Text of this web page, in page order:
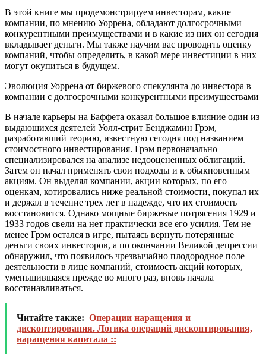
В этой книге мы продемонстрируем инвесторам, какие
компании, по мнению Уоррена, обладают долгосрочными
конкурентными преимуществами и в какие из них он сегодня
вкладывает деньги. Мы также научим вас проводить оценку
компаний, чтобы определить, в какой мере инвестиции в них
могут окупиться в будущем.
Эволюция Уоррена от биржевого спекулянта до инвестора в
компании с долгосрочными конкурентными преимуществами
В начале карьеры на Баффета оказал большое влияние один из
выдающихся деятелей Уолл-стрит Бенджамин Грэм,
разработавший теорию, известную сегодня под названием
стоимостного инвестирования. Грэм первоначально
специализировался на анализе недооцененных облигаций.
Затем он начал применять свои подходы и к обыкновенным
акциям. Он выделял компании, акции которых, по его
оценкам, котировались ниже реальной стоимости, покупал их
и держал в течение трех лет в надежде, что их стоимость
восстановится. Однако мощные биржевые потрясения 1929 и
1933 годов свели на нет практически все его усилия. Тем не
менее Грэм остался в игре, пытаясь вернуть потерянные
деньги своих инвесторов, а по окончании Великой депрессии
обнаружил, что появилось чрезвычайно плодородное поле
деятельности в лице компаний, стоимость акций которых,
уменьшившаяся прежде во много раз, вновь начала
восстанавливаться.
Читайте также: Операции наращения и
дисконтирования. Логика операций дисконтирования,
наращения капитала ::